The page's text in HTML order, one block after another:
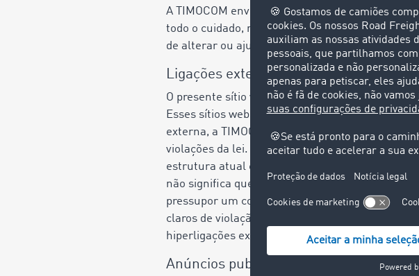
A TIMOCOM envidará todos os esforços por
todo o cuidado, não é possível excluir a
de alterar ou ajustar a oferta em qualquer
Ligações externas
O presente sítio web pode conter ligações a
Esses sítios web são da responsabilidade dos
externa, a TIMOCOM procedeu a uma
violações da lei. Nessa data, não foram
estrutura atual e futura, nem sobre os
não significa que a TIMOCOM tome como seu
pressupor um controlo permanente destas
claros de violação da lei. Tendo conhecimento
hiperligações externas em questão.
Anúncios publicitários